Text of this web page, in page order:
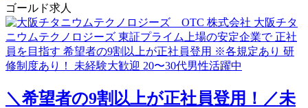
ゴールド求人
＼希望者の9割以上が正社員登用！／未